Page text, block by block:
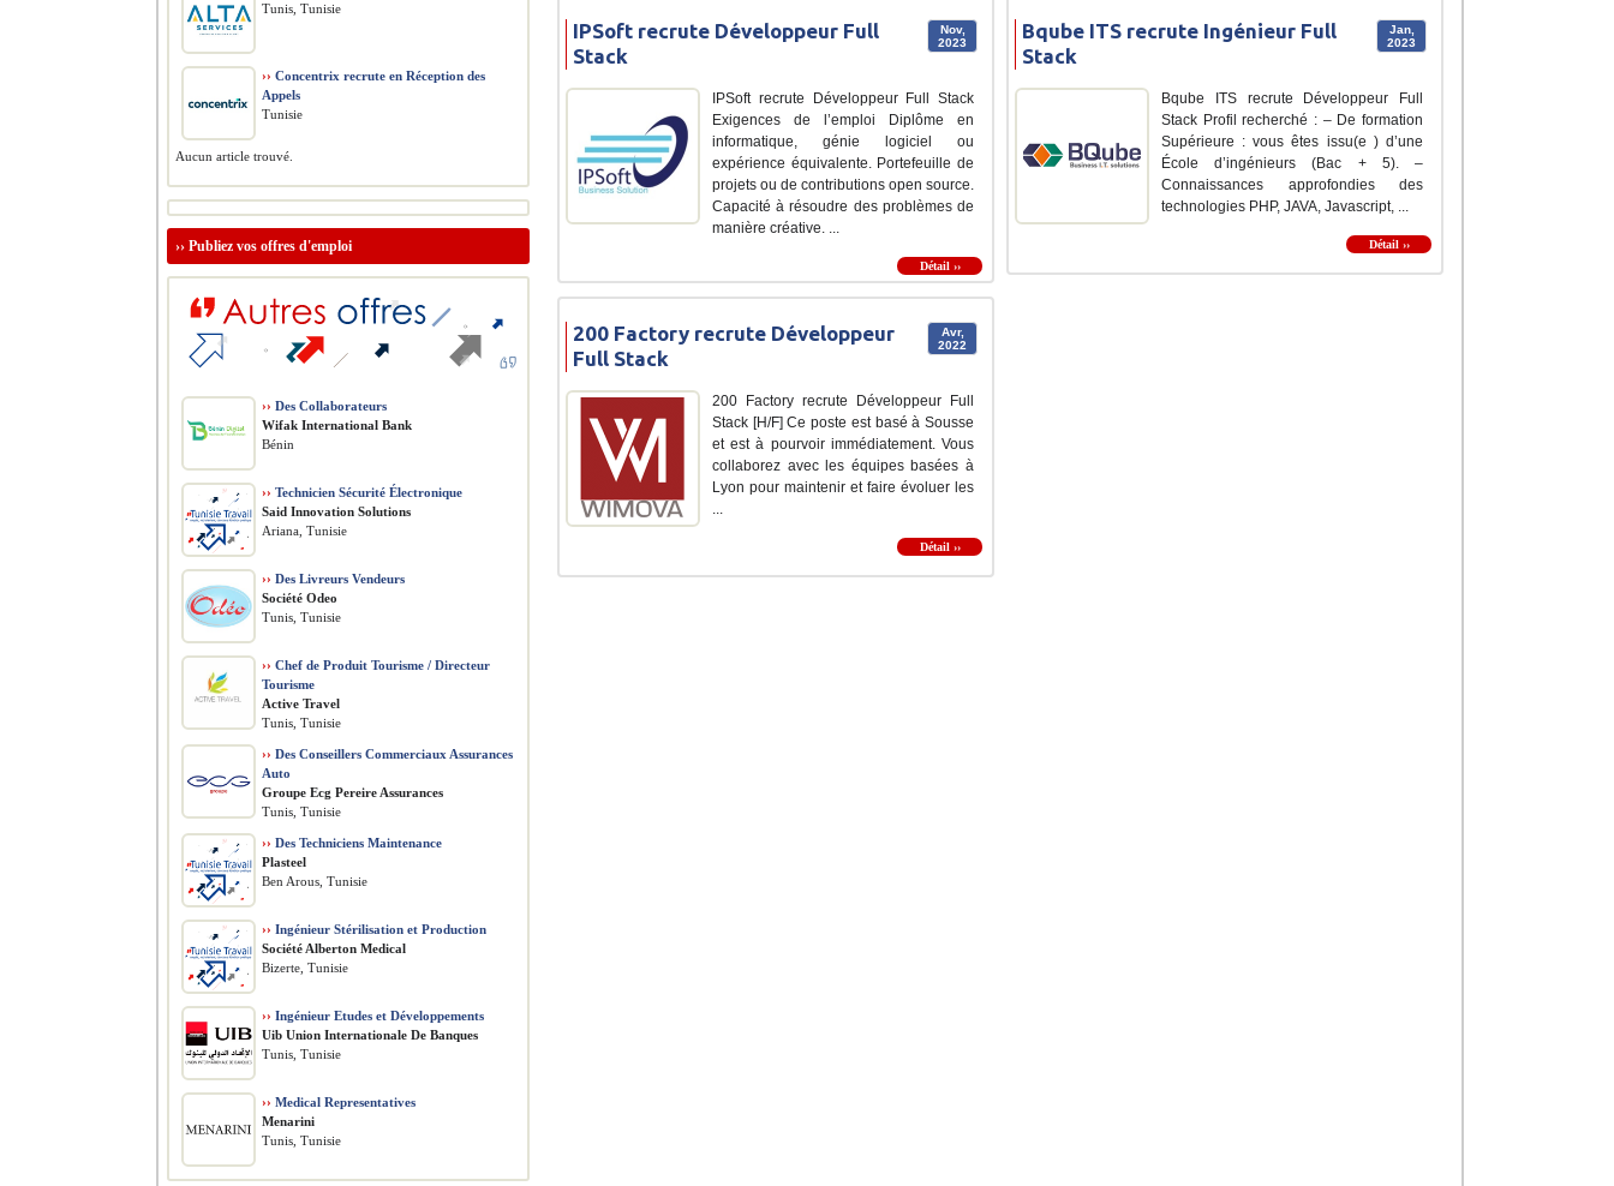
Nov,
2023
IPSoft recrute Développeur Full
Stack
IPSoft recrute Développeur Full Stack
Exigences de l’emploi Diplôme en
informatique, génie logiciel ou
expérience équivalente. Portefeuille de
projets ou de contributions open source.
Capacité à résoudre des problèmes de
manière créative. ...
Détail ››
Jan,
2023
Bqube ITS recrute Ingénieur Full
Stack
Bqube ITS recrute Développeur Full
Stack Profil recherché : – De formation
Supérieure : vous êtes issu(e ) d’une
École d’ingénieurs (Bac + 5). –
Connaissances approfondies des
technologies PHP, JAVA, Javascript, ...
Détail ››
Avr,
2022
200 Factory recrute Développeur
Full Stack
200 Factory recrute Développeur Full
Stack [H/F] Ce poste est basé à Sousse
et est à pourvoir immédiatement. Vous
collaborez avec les équipes basées à
Lyon pour maintenir et faire évoluer les
Détail ››
Tunis, Tunisie
›› Concentrix recrute en Réception des
Appels
Tunisie
Aucun article trouvé.
›› Publiez vos offres d'emploi
›› Des Collaborateurs
Wifak International Bank
Bénin
›› Technicien Sécurité Électronique
Said Innovation Solutions
Ariana, Tunisie
›› Des Livreurs Vendeurs
Société Odeo
Tunis, Tunisie
›› Chef de Produit Tourisme / Directeur
Tourisme
Active Travel
Tunis, Tunisie
›› Des Conseillers Commerciaux Assurances
Auto
Groupe Ecg Pereire Assurances
Tunis, Tunisie
›› Des Techniciens Maintenance
Plasteel
Ben Arous, Tunisie
›› Ingénieur Stérilisation et Production
Société Alberton Medical
Bizerte, Tunisie
›› Ingénieur Etudes et Développements
Uib Union Internationale De Banques
Tunis, Tunisie
›› Medical Representatives
Menarini
Tunis, Tunisie